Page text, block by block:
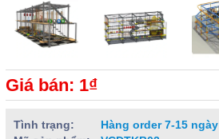
Giá bán: 1₫
Tình trạng:
Hàng order 7-15 ngày